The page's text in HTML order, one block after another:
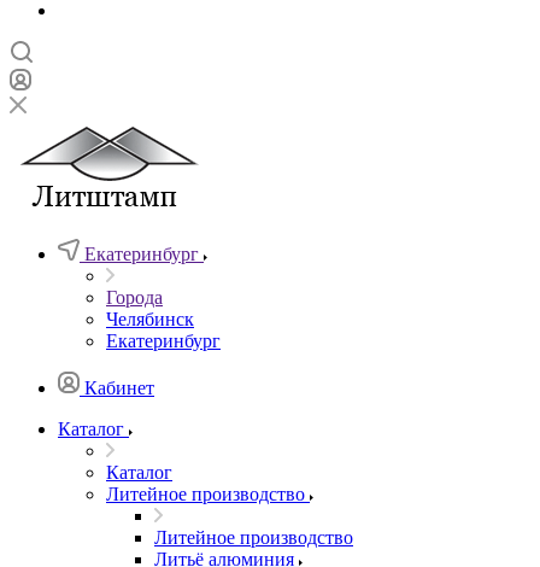
Екатеринбург
Города
Челябинск
Екатеринбург
Кабинет
Каталог
Каталог
Литейное производство
Литейное производство
Литьё алюминия